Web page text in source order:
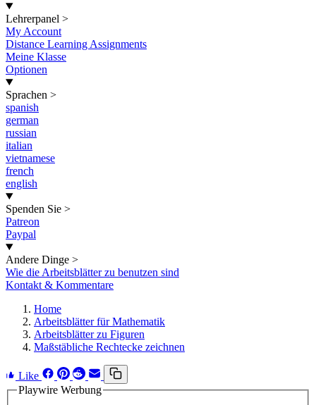
Lehrerpanel >
My Account
Distance Learning Assignments
Meine Klasse
Optionen
Sprachen >
spanish
german
russian
italian
vietnamese
french
english
Spenden Sie >
Patreon
Paypal
Andere Dinge >
Wie die Arbeitsblätter zu benutzen sind
Kontakt & Kommentare
Home
Arbeitsblätter für Mathematik
Arbeitsblätter zu Figuren
Maßstäbliche Rechtecke zeichnen
Like
Playwire Werbung